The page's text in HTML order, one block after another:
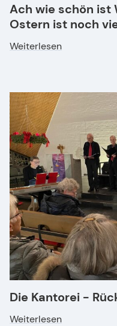
Ach wie schön ist
Ostern ist noch
Weiterlesen
Die Kantorei -
Weiterlesen